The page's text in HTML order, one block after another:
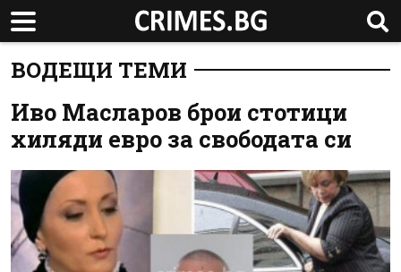
ВОДЕЩИ ТЕМИ
Иво Масларов брои стотици
хиляди евро за свободата си